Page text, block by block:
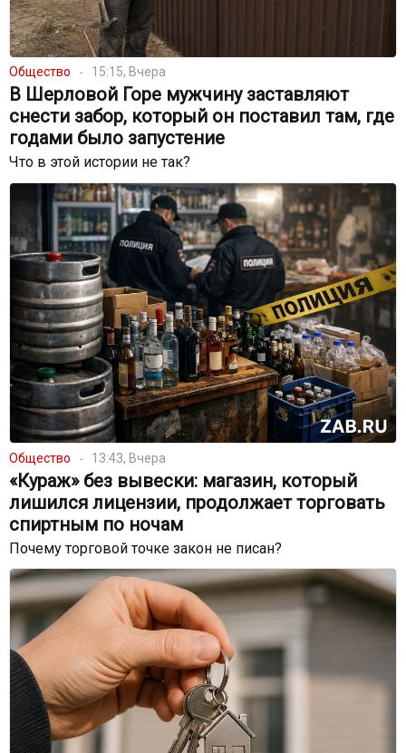
Общество 15:15, Вчера
В Шерловой Горе мужчину заставляют
снести забор, который он поставил там, где
годами было запустение
Что в этой истории не так?
Общество 13:43, Вчера
«Кураж» без вывески: магазин, который
лишился лицензии, продолжает торговать
спиртным по ночам
Почему торговой точке закон не писан?